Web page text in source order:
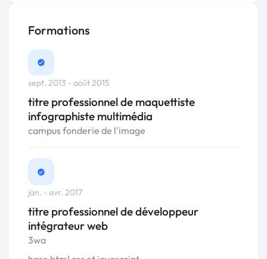
Formations
sept. 2013 - août 2015
titre professionnel de maquettiste
infographiste multimédia
campus fonderie de l'image
jan. - avr. 2017
titre professionnel de développeur
intégrateur web
3wa